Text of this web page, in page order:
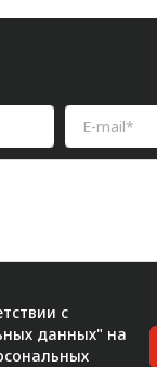
с
данных" на